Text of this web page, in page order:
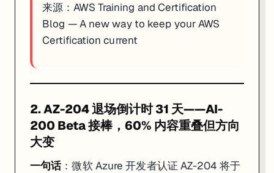
AWS Skill Builder 的免费层包含 500+ 门数字课程，涵盖所有主流
与订阅（$29/月 Individual）相比，免费层不包含：动手 Builder Labs
来源：
4. Coursera — 270+ 课程完全免费 + 财务援助通道（7 月 13
：学生 / 职场切换期 / 没有学习预算的学员
coursera.org/courses?query=free
目前 Coursera 上有270+ 门课程带证书完全免费（搜索结果里显示
来源：AWS Training and Certification
Blog — A new way to keep your AWS
Certification current
2. AZ-204 退场倒计时 31 天——AI-
200 Beta 接棒，60% 内容重叠但方向
大变
一句话：微软 Azure 开发者认证 AZ-204 将于